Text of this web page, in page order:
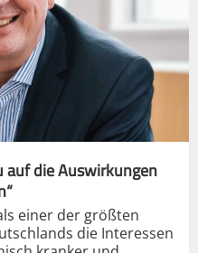
auf die Auswirkungen
einer der größten
die Interessen